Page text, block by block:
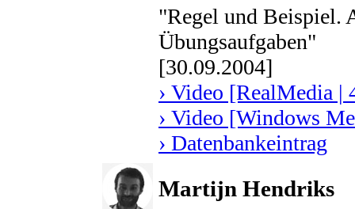
"Regel und Beispiel.
Übungsaufgaben"
[30.09.2004]
› Video [RealMedia |
› Video [Windows
› Datenbankeintrag
Martijn Hendriks